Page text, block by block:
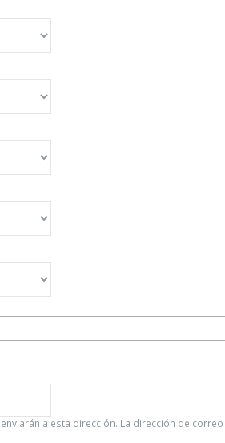
a esta dirección. La dirección de